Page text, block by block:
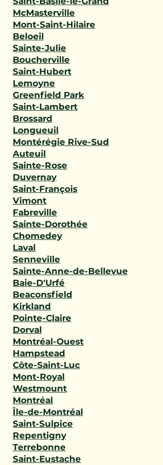
McMasterville
Mont-Saint-Hilaire
Beloeil
Sainte-Julie
Boucherville
Saint-Hubert
Lemoyne
Greenfield Park
Saint-Lambert
Brossard
Longueuil
Montérégie Rive-Sud
Auteuil
Sainte-Rose
Duvernay
Saint-François
Vimont
Fabreville
Sainte-Dorothée
Chomedey
Laval
Senneville
Sainte-Anne-de-Bellevue
Baie-D'Urfé
Beaconsfield
Kirkland
Pointe-Claire
Dorval
Montréal-Ouest
Hampstead
Côte-Saint-Luc
Mont-Royal
Westmount
Montréal
Île-de-Montréal
Saint-Sulpice
Repentigny
Terrebonne
Saint-Eustache